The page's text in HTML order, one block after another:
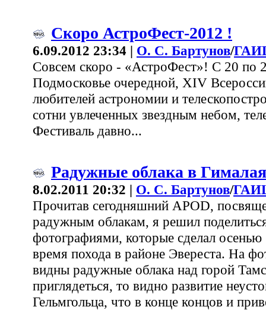
Скоро АстроФест-2012 !
6.09.2012 23:34 | О. С. Бартунов/
Совсем скоро - «АстроФест»! С 20 по
Подмосковье очередной, XIV
любителей астрономии и
сотни увлеченных звездным небом,
Фестиваль давно...
Радужные облака в
8.02.2011 20:32 | О. С. Бартунов/
Прочитав сегодняшний APOD,
радужным облакам, я решил
фотографиями, которые сделал осенью
время похода в районе Эвереста. На
видны радужные облака над горой
приглядеться, то видно развитие
Гельмгольца, что в конце концов и